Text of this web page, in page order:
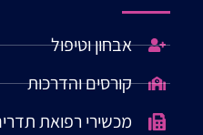
אבחון וטיפול
קורסים והדרכות
מכשירי רפואת